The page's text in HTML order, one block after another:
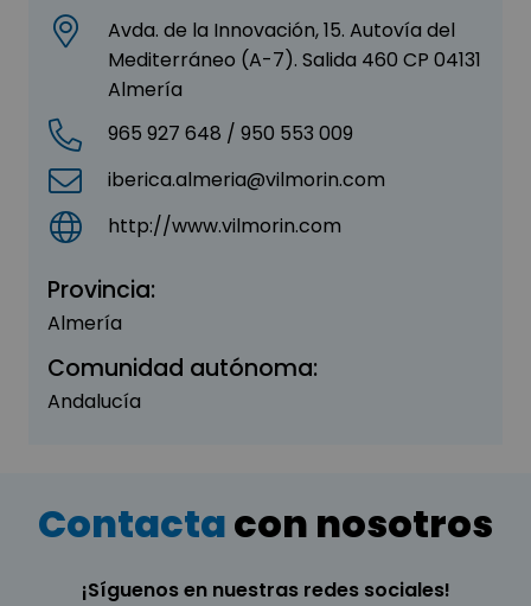
Avda. de la Innovación, 15. Autovía del
Mediterráneo (A-7). Salida 460 CP 04131
Almería
965 927 648 / 950 553 009
iberica.almeria@vilmorin.com
http://www.vilmorin.com
Provincia:
Almería
Comunidad autónoma:
Andalucía
Contactacon nosotros
¡Síguenos en nuestras redes sociales!